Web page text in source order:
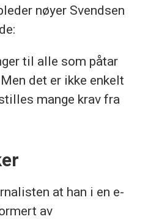
nøyer Svendsen
til alle som påtar
det er ikke enkelt
mange krav fra
at han i en e-
av